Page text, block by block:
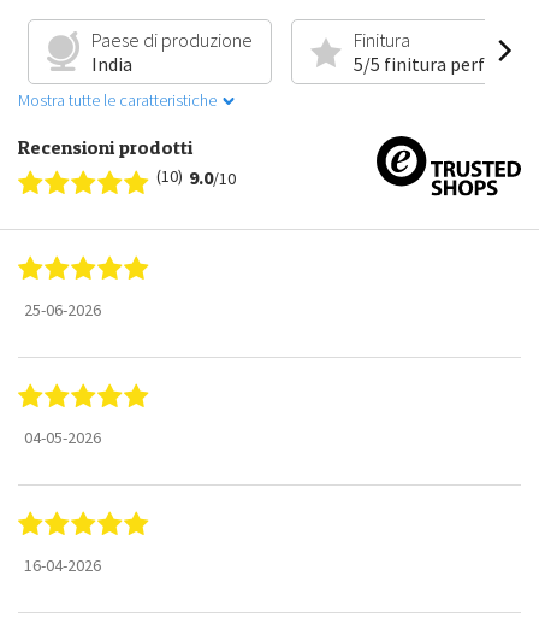
Paese di produzione
India
Finitura
5/5 finitura perfetta
Mostra tutte le caratteristiche
Recensioni prodotti
(10) 9.0/10
25-06-2026
04-05-2026
16-04-2026